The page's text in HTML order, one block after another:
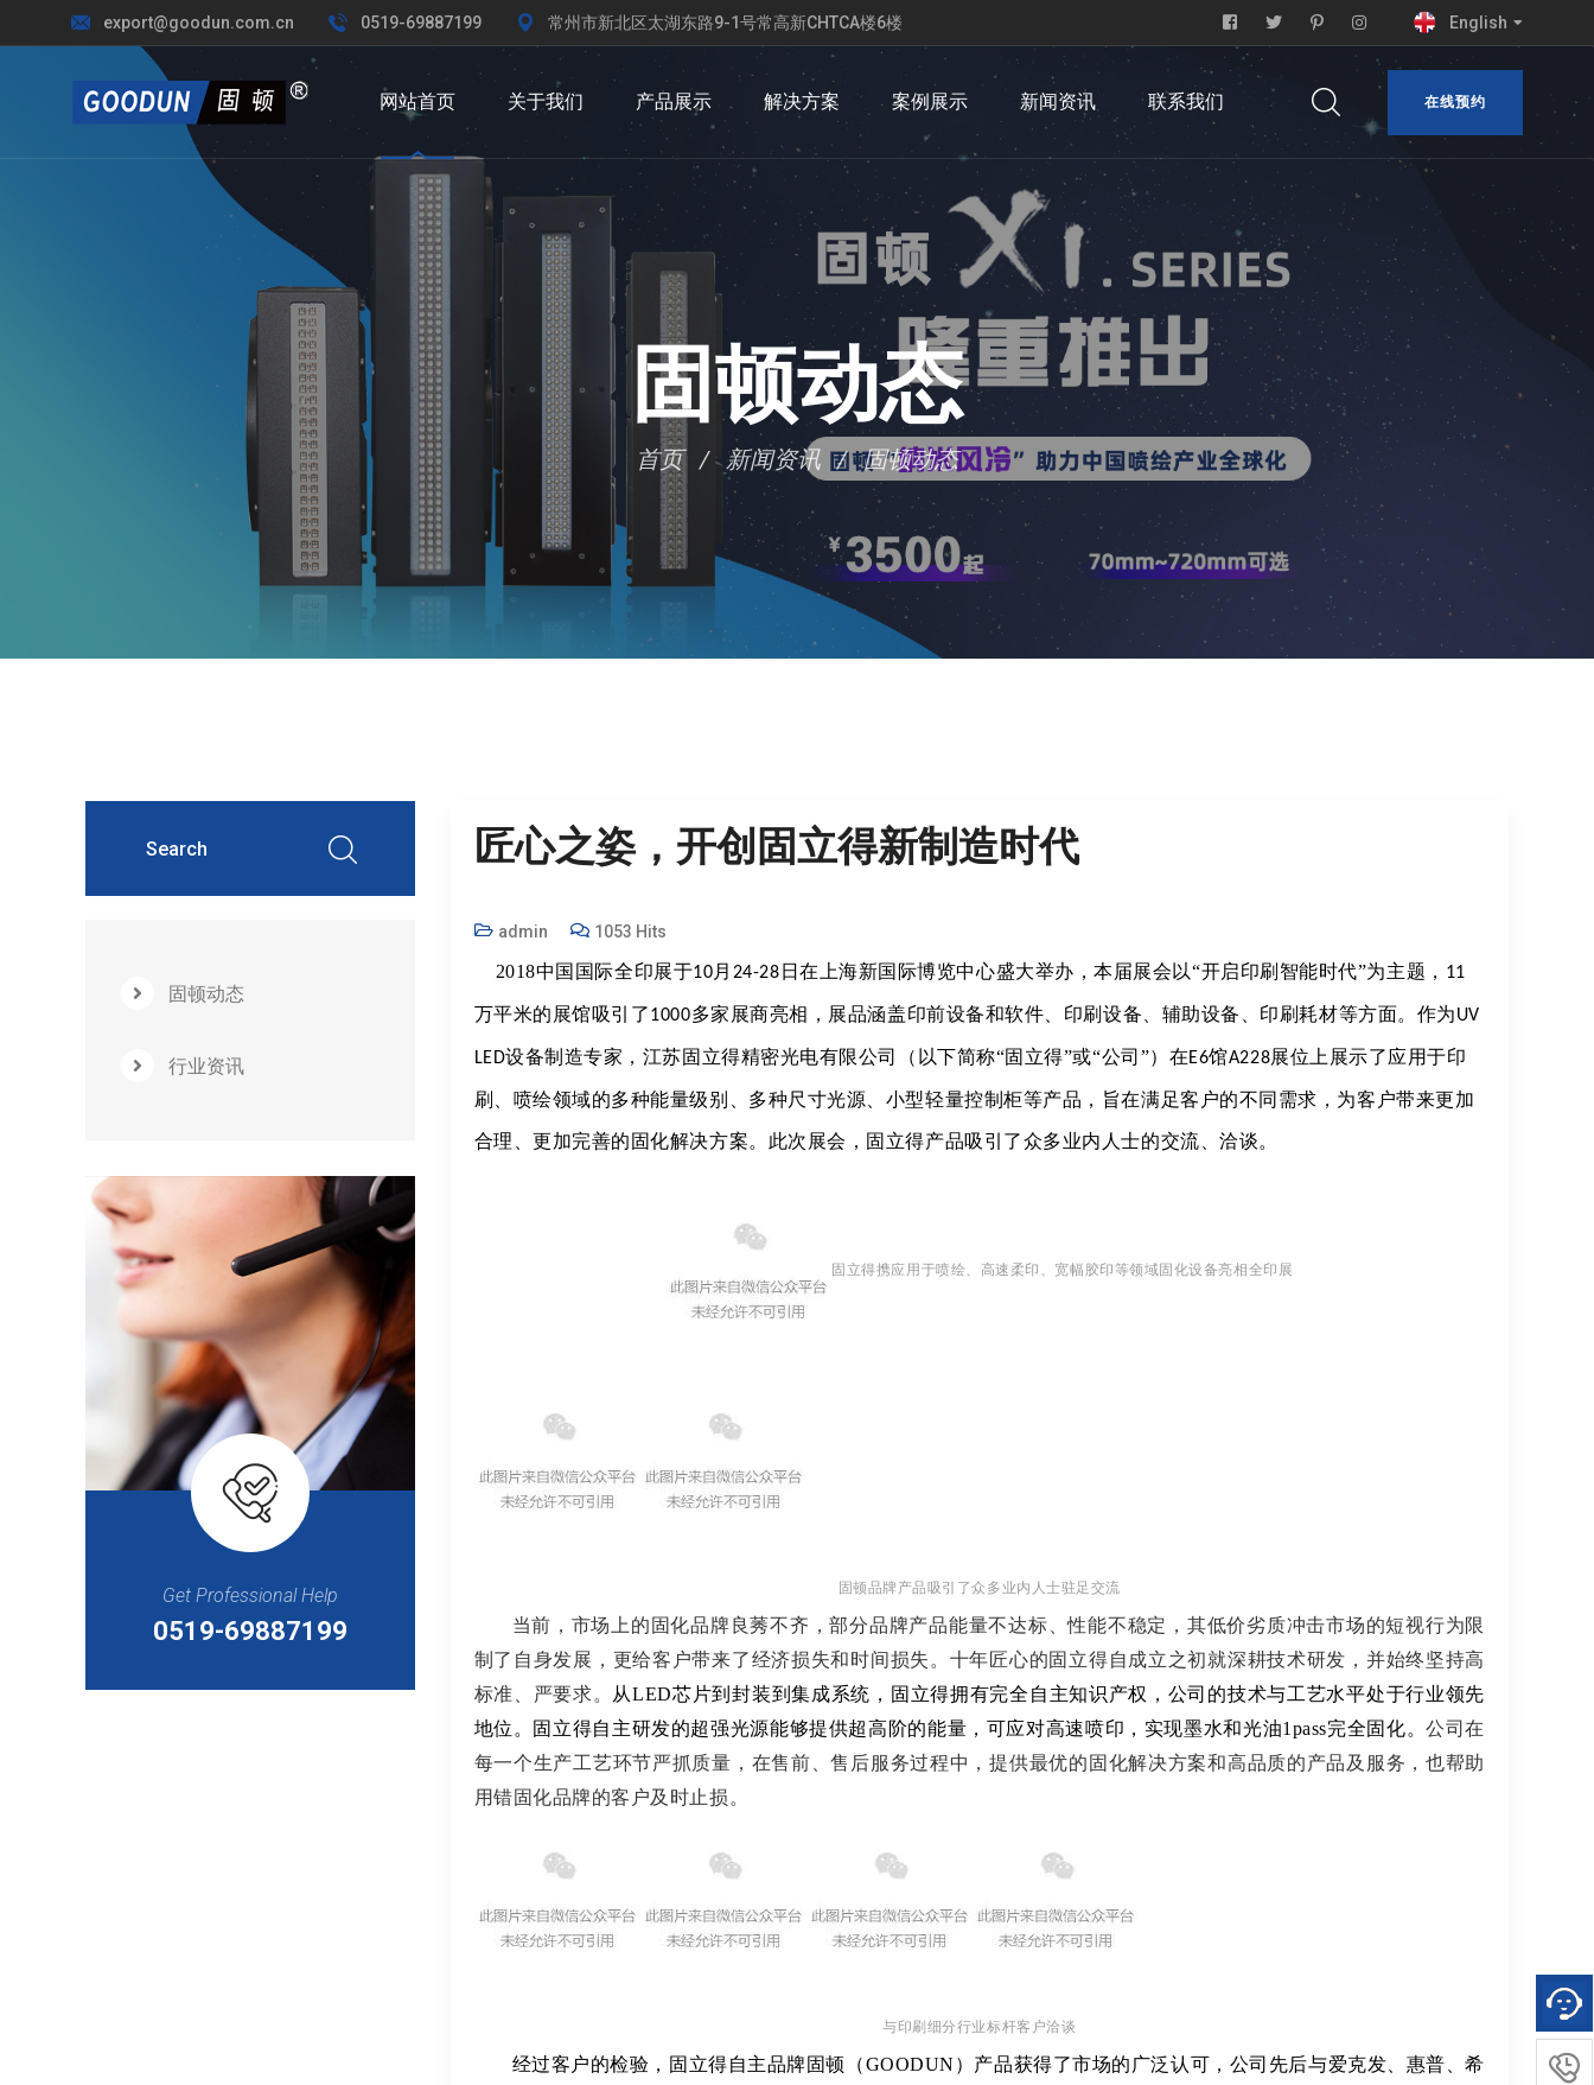
export@goodun.com.cn 0519-69887199 常州市新北区太湖东路9-1号常高新CHTCA楼6楼 English
网站首页 关于我们 产品展示 解决方案 案例展示 新闻资讯 联系我们 在线预约
固顿动态
首页 新闻资讯 固顿动态
固顿动态
行业资讯
Get Professional Help
0519-69887199
匠心之姿，开创固立得新制造时代
admin 1053 Hits
2018中国国际全印展于10月 24-28 日在上海新国际博览中心盛大举办 ，本届展会以“开启印刷智能时代”为主题， 11
万平米的展馆吸引了1000多家展商亮相，展品涵盖印前设备和软件、印刷设备、辅助设备、印刷耗材等方面。作为UV
LED设备制造专家， 江苏固立得精密光电有限公司（以下简称“固立得”或“公司”）在E6馆A228展位上展示了应用于印
刷、喷绘领域的多种能量级别、多种尺寸光源、小型轻量控制柜等产品，旨在满足客户的不同需求，为客户带来更加
合理、更加完善的固化解决方案。 此次展会，固立得产品吸引了众多业内人士的交流、洽谈。
固立得携应用于喷绘、高速柔印、宽幅胶印等领域固化设备亮相全印展
固顿品牌产品吸引了众多业内人士驻足交流
当前，市场上的固化品牌良莠不齐，部分品牌产品能量不达标、性能不稳定，其低价劣质冲击市场的短视行为限
制了自身发展，更给客户带来了经济损失和时间损失。十年匠心的固立得自成立之初就深耕技术研发，并始终坚持高
标准、严要求。 从LED芯片到封装到集成系统，固立得拥有完全自主知识产权，公司的技术与工艺水平处于行业领先
地位。固立得自主研发的超强光源能够提供超高阶的能量，可应对高速喷印，实现墨水和光油1pass完全固化。公司在
每一个生产工艺环节严抓质量，在售前、售后服务过程中，提供最优的固化解决方案和高品质的产品及服务，也帮助
用错固化品牌的客户及时止损。
与印刷细分行业标杆客户洽谈
经过客户的检验，固立得自主品牌固顿（GOODUN）产品获得了市场的广泛认可， 公司先后与爱克发、惠普、希
